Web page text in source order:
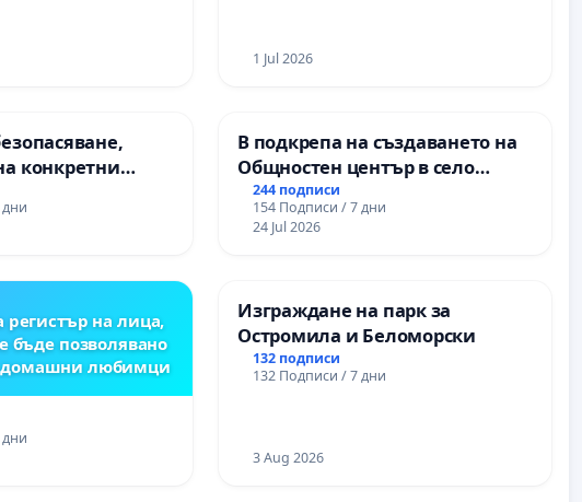
и Хуманитарна
1 Jul 2026
конкретни
на
на
път между
В подкрепа на създаването на
Общностен център в село
Църква
244 подписи
154 Подписи / 7 дни
24 Jul 2026
регистър на лица,
бъде позволявано
домашни любимци
Изграждане на парк за
Остромила и Беломорски
132 подписи
132 Подписи / 7 дни
3 Aug 2026